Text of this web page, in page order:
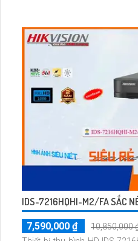
IDS-7216HQHI-M2/FA SẮC
7,590,000 ₫
10,850,000